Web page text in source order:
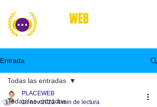
WEB
Entrada
Todas las entradas
Todas las entradas
PLACEWEB
18 nov 2022 4 min de lectura